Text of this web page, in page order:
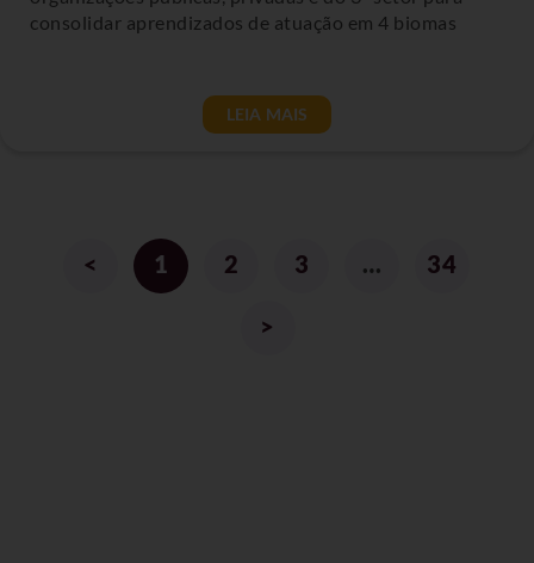
consolidar aprendizados de atuação em 4 biomas
LEIA MAIS
< 1 2 3 … 34
>